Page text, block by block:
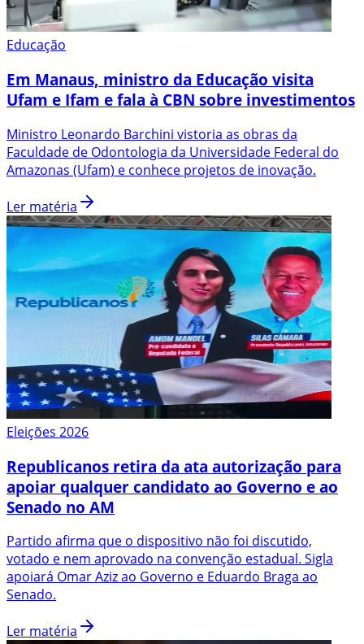
Educação
Em Manaus, ministro da Educação visita
Ufam e Ifam e fala à CBN sobre investimentos
Ministro Leonardo Barchini vistoria as obras da
Faculdade de Odontologia da Universidade Federal do
Amazonas (Ufam) e conhece projetos de inovação.
Ler matéria
Eleições 2026
Republicanos retira da ata autorização para
apoiar qualquer candidato ao Governo e ao
Senado no AM
Partido afirma que o dispositivo não foi discutido,
votado e nem aprovado na convenção estadual. Sigla
apoiará Omar Aziz ao Governo e Eduardo Braga ao
Senado.
Ler matéria